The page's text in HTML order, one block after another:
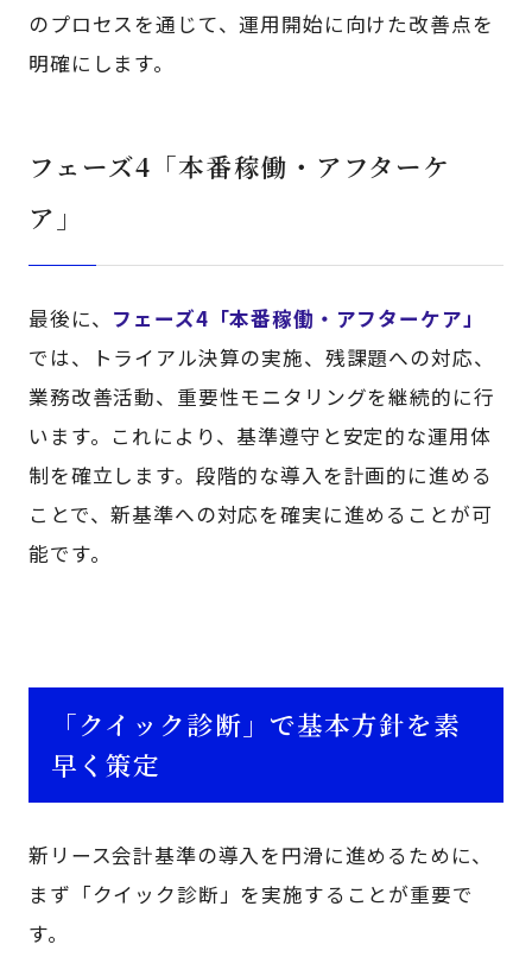
のプロセスを通じて、運用開始に向けた改善点を
明確にします。
フェーズ4「本番稼働・アフターケ
ア」
最後に、 フェーズ4「本番稼働・アフターケア」
では、トライアル決算の実施、残課題への対応、
業務改善活動、重要性モニタリングを継続的に行
います。これにより、基準遵守と安定的な運用体
制を確立します。段階的な導入を計画的に進める
ことで、新基準への対応を確実に進めることが可
能です。
「クイック診断」で基本方針を素
早く策定
新リース会計基準の導入を円滑に進めるために、
まず「クイック診断」を実施することが重要で
す。